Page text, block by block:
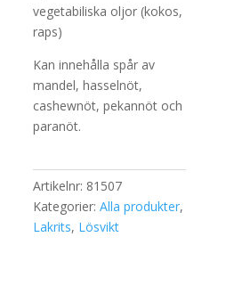
vegetabiliska oljor (kokos,
raps)
Kan innehålla spår av
mandel, hasselnöt,
cashewnöt, pekannöt och
paranöt.
Artikelnr: 81507
Kategorier:Alla produkter,
Lakrits, Lösvikt